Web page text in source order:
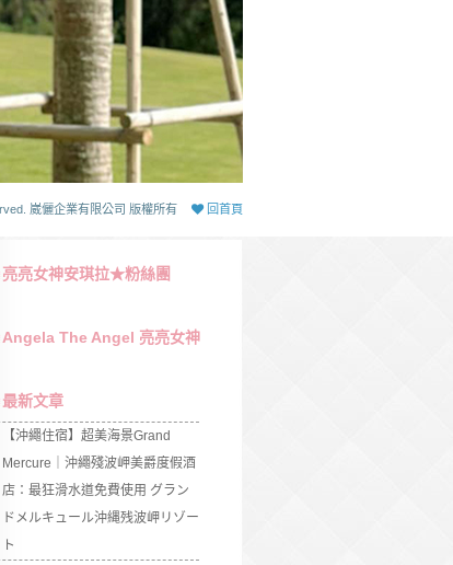
崴儷企業有限公司 版權所有 回首頁
亮亮女神安琪拉★粉絲團
Angela The Angel 亮亮女神
最新文章
【沖繩住宿】超美海景Grand
Mercure｜沖繩殘波岬美爵度假酒
店：最狂滑水道免費使用 グラン
ドメルキュール沖縄残波岬リゾー
ト